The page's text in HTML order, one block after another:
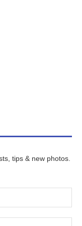
tips & new photos.